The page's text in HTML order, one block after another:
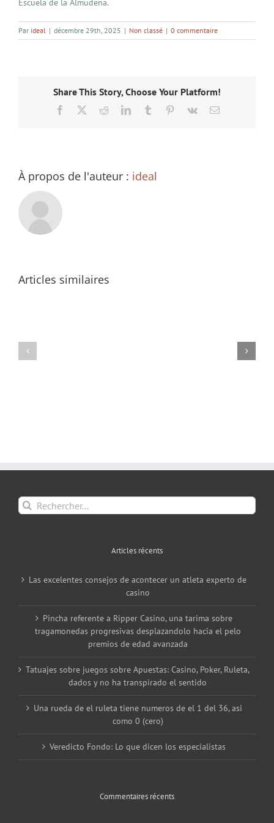
Escuela de la Almudena.
Par ideal | décembre 29th, 2025 | Non classé | 0 commentaire
Share This Story, Choose Your Platform!
Facebook RedditLinkedInTumblr Pinterest
Vk Email
À propos de l'auteur : ideal
Articles similaires
Rechercher:
Articles récents
Las excelentes consejos de acontecer un atleta experto de
casino
Pincha referente a Ripper Casino, una tarima sobre
tragamonedas progresivas desplazandolo hacia el pelo
premios de edad avanzada
Tatuajes sobre juegos sobre Apuestas: Casino, Poker, Ruleta,
dados y no ha transpirado el sentido
Una rueda de el ruleta tiene numeros de el 1 del 36, asi
como 0 (cero)
Veredicto Fondo: Lo que dicen los especialistas
Commentaires récents